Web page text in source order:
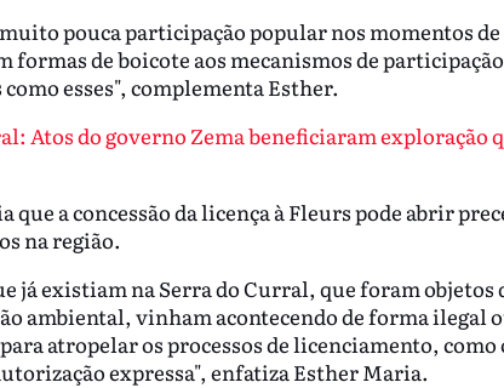
pouca participação popular nos momentos de
formas de boicote aos mecanismos de
esses", complementa Esther.
Atos do governo Zema beneficiaram exploração
que a concessão da licença à Fleurs pode abrir
na região.
já existiam na Serra do Curral, que foram
ambiental, vinham acontecendo de forma ilegal
atropelar os processos de licenciamento, como
expressa", enfatiza Esther Maria.